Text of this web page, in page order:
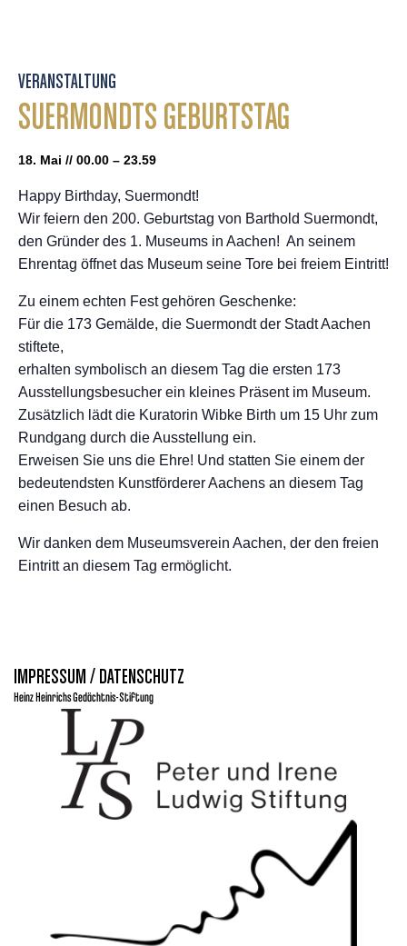
VERANSTALTUNG
SUERMONDTS GEBURTSTAG
18. Mai // 00.00 – 23.59
Happy Birthday, Suermondt!
Wir feiern den 200. Geburtstag von Barthold Suermondt,
den Gründer des 1. Museums in Aachen! An seinem
Ehrentag öffnet das Museum seine Tore bei freiem Eintritt!
Zu einem echten Fest gehören Geschenke:
Für die 173 Gemälde, die Suermondt der Stadt Aachen
stiftete,
erhalten symbolisch an diesem Tag die ersten 173
Ausstellungsbesucher ein kleines Präsent im Museum.
Zusätzlich lädt die Kuratorin Wibke Birth um 15 Uhr zum
Rundgang durch die Ausstellung ein.
Erweisen Sie uns die Ehre! Und statten Sie einem der
bedeutendsten Kunstförderer Aachens an diesem Tag
einen Besuch ab.
Wir danken dem Museumsverein Aachen, der den freien
Eintritt an diesem Tag ermöglicht.
IMPRESSUM / DATENSCHUTZ
Heinz Heinrichs Gedächtnis-Stiftung